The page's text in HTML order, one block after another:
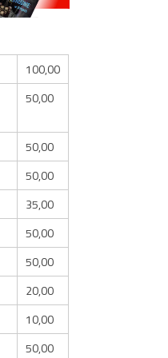
100,00
50,00
50,00
50,00
35,00
50,00
50,00
20,00
10,00
50,00